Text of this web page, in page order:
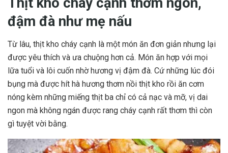
Thịt kho cháy cạnh thơm ngon,
đậm đà như mẹ nấu
Từ lâu, thịt kho cháy cạnh là một món ăn đơn giản nhưng lại
được yêu thích và ưa chuộng hơn cả. Món ăn hợp với mọi
lữa tuổi và lôi cuốn nhờ hương vị đậm đà. Cứ những lúc đói
bụng mà được hít hà hương thơm nồi thịt kho rồi ăn cơm
nóng kèm những miếng thịt ba chỉ có cả nạc và mỡ, vị dai
ngon mà không ngán được rang cháy cạnh rất thơm thì còn
gì tuyệt vời bằng.